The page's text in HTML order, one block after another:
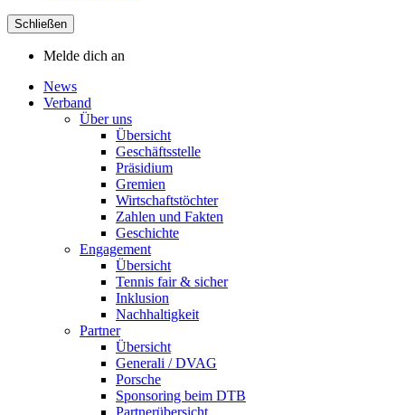
Schließen
Melde dich an
News
Verband
Über uns
Übersicht
Geschäftsstelle
Präsidium
Gremien
Wirtschaftstöchter
Zahlen und Fakten
Geschichte
Engagement
Übersicht
Tennis fair & sicher
Inklusion
Nachhaltigkeit
Partner
Übersicht
Generali / DVAG
Porsche
Sponsoring beim DTB
Partnerübersicht